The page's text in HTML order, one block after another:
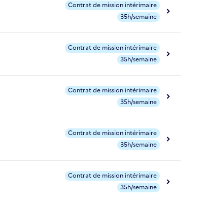
Contrat de mission intérimaire
35h/semaine
Contrat de mission intérimaire
35h/semaine
Contrat de mission intérimaire
35h/semaine
Contrat de mission intérimaire
35h/semaine
Contrat de mission intérimaire
35h/semaine